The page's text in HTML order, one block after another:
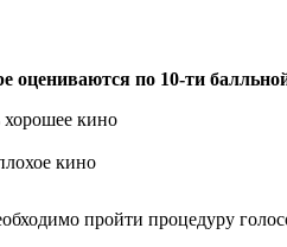
оцениваются по 10-ти
кино
кино
пройти процедуру